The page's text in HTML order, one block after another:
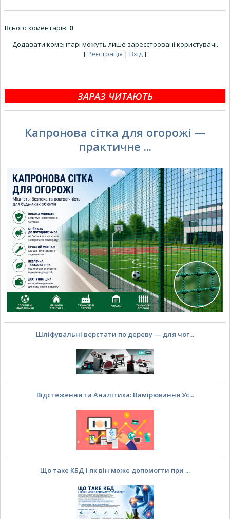
Всього коментарів: 0
Додавати коментарі можуть лише зареєстровані користувачі.
[Реєстрація | Вхід]
ЗАРАЗ ЧИТАЮТЬ
Капронова сітка для огорожі —
практичне ...
Шліфувальні верстати по дереву — для чог...
Відстеження та Аналітика: Вимірювання Ус...
Що таке КБД і як він може допомогти при ...